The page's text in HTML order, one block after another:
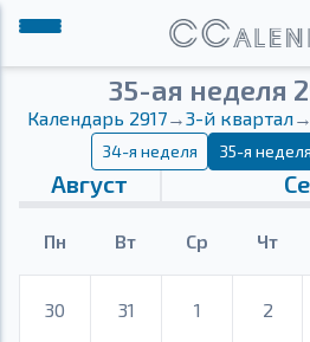
35-ая неделя
Календарь 2917→3-й квартал→
34-я неделя 35-я неделя
Август
Пн Вт Ср Чт
30 31 1 2